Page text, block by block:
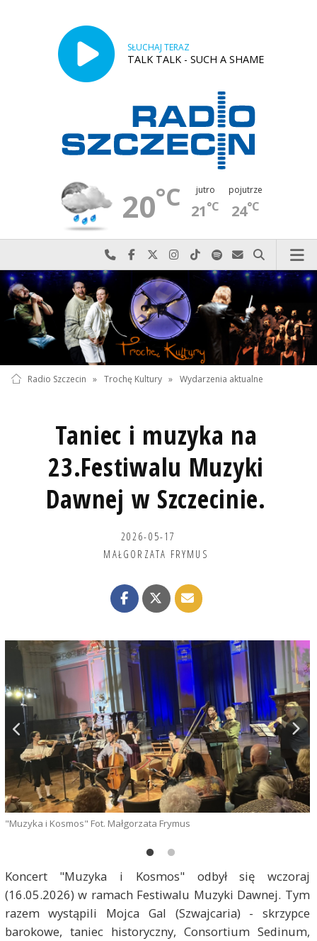
SŁUCHAJ TERAZ
TALK TALK - SUCH A SHAME
20°C jutro
21°C
pojutrze
24°C
Najlepiej po prostu do nas zadzwoń
Odwiedź nas na Facebook-u
Odwiedź nas na X
Odwiedź nas na Instagram-ie
Odwiedź nas na TikTok-u
Szukaj nas na Spotify
Wyślij do nas
Szukaj
Radio Szczecin » Trochę Kultury » Wydarzenia aktualne
Taniec i muzyka na
23.Festiwalu Muzyki
Dawnej w Szczecinie.
2026-05-17
MAŁGORZATA FRYMUS
"Muzyka i Kosmos" Fot. Małgorzata Frymus
Koncert "Muzyka i Kosmos" odbył się wczoraj
(16.05.2026) w ramach Festiwalu Muzyki Dawnej. Tym
razem wystąpili Mojca Gal (Szwajcaria) - skrzypce
barokowe, taniec historyczny, Consortium Sedinum,